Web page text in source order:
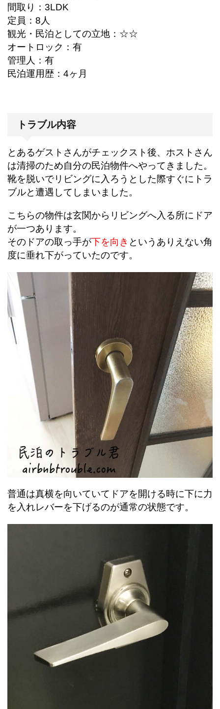
間取り：3LDK
定員：8人
観光・民泊としての立地：☆☆
オートロック：有
管理人：有
民泊運用歴：4ヶ月
トラブル内容
とあるゲストさんがチェックスト後、ホストさん
は清掃のため自分の民泊物件へやってきました。
靴を脱いでリビングに入ろうとした際すぐにトラ
ブルと遭遇してしまいました。
こちらの物件は玄関からリビングへ入る所にドア
が一つあります。
そのドアの取っ手が下を向き というありえない角
度に垂れ下がっていたのです。
普通は真横を向いていてドアを開ける時に下に力
を入れレバーを下げるのが通常の状態です。